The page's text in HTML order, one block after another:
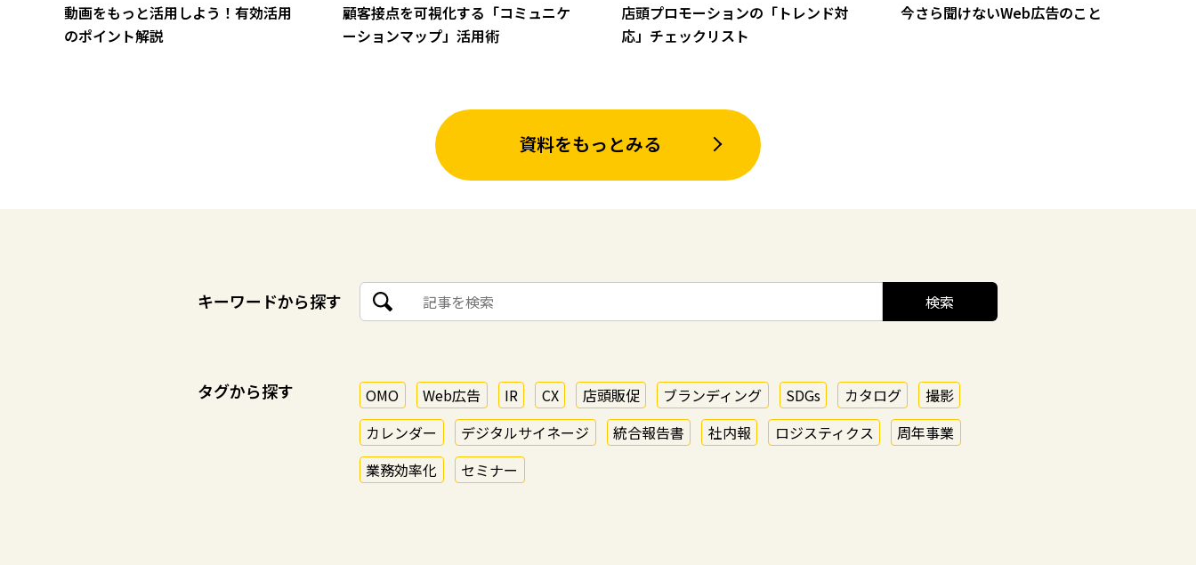
動画をもっと活用しよう！有効活用
のポイント解説
顧客接点を可視化する「コミュニケ
ーションマップ」活用術
店頭プロモーションの「トレンド対
応」チェックリスト
今さら聞けないWeb広告のこと
資料をもっとみる
キーワードから探す
タグから探す OMO Web広告 IR CX 店頭販促 ブランディング SDGs カタログ
撮影
カレンダー
デジタルサイネージ 統合報告書 社内報 ロジスティクス
周年事業
業務効率化
セミナー